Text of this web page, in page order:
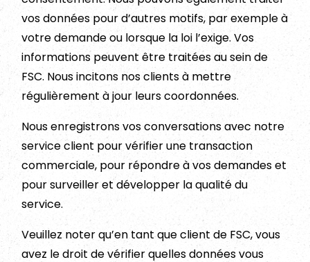
vos données pour d’autres motifs, par exemple à
votre demande ou lorsque la loi l’exige. Vos
informations peuvent être traitées au sein de
FSC. Nous incitons nos clients à mettre
régulièrement à jour leurs coordonnées.
Nous enregistrons vos conversations avec notre
service client pour vérifier une transaction
commerciale, pour répondre à vos demandes et
pour surveiller et développer la qualité du
service.
Veuillez noter qu’en tant que client de FSC, vous
avez le droit de vérifier quelles données vous